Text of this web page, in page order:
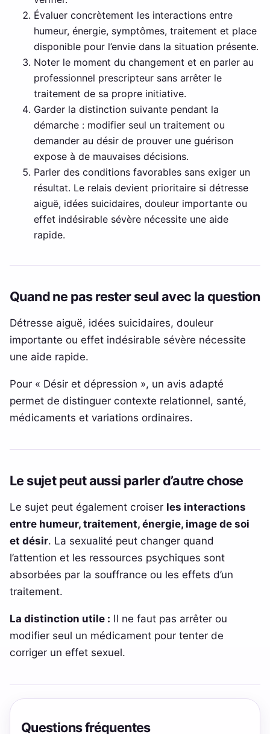
Évaluer concrètement les interactions entre
humeur, énergie, symptômes, traitement et place
disponible pour l’envie dans la situation présente.
Noter le moment du changement et en parler au
professionnel prescripteur sans arrêter le
traitement de sa propre initiative.
Garder la distinction suivante pendant la
démarche : modifier seul un traitement ou
demander au désir de prouver une guérison
expose à de mauvaises décisions.
Parler des conditions favorables sans exiger un
résultat. Le relais devient prioritaire si détresse
aiguë, idées suicidaires, douleur importante ou
effet indésirable sévère nécessite une aide
rapide.
Quand ne pas rester seul avec la question
Détresse aiguë, idées suicidaires, douleur
importante ou effet indésirable sévère nécessite
une aide rapide.
Pour « Désir et dépression », un avis adapté
permet de distinguer contexte relationnel, santé,
médicaments et variations ordinaires.
Le sujet peut aussi parler d’autre chose
Le sujet peut également croiser les interactions
entre humeur, traitement, énergie, image de soi
et désir. La sexualité peut changer quand
l’attention et les ressources psychiques sont
absorbées par la souffrance ou les effets d’un
traitement.
La distinction utile : Il ne faut pas arrêter ou
modifier seul un médicament pour tenter de
corriger un effet sexuel.
Questions fréquentes